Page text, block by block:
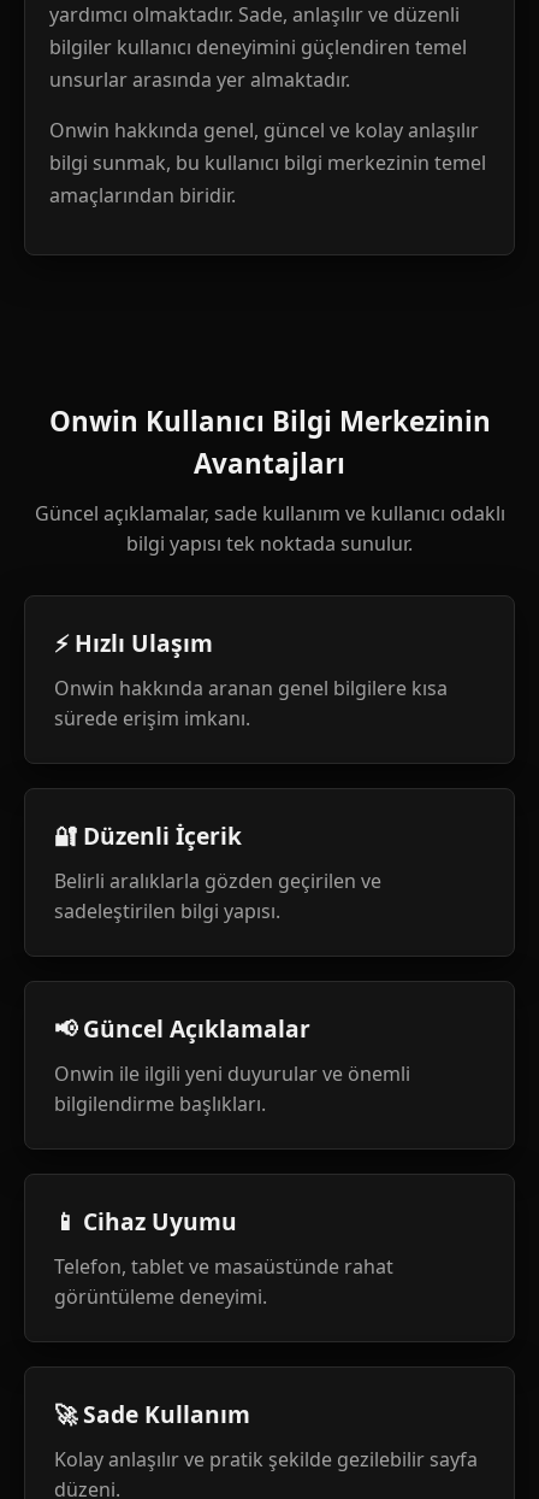
yardımcı olmaktadır. Sade, anlaşılır ve düzenli
bilgiler kullanıcı deneyimini güçlendiren temel
unsurlar arasında yer almaktadır.
Onwin hakkında genel, güncel ve kolay anlaşılır
bilgi sunmak, bu kullanıcı bilgi merkezinin temel
amaçlarından biridir.
Onwin Kullanıcı Bilgi Merkezinin
Avantajları
Güncel açıklamalar, sade kullanım ve kullanıcı odaklı
bilgi yapısı tek noktada sunulur.
⚡ Hızlı Ulaşım
Onwin hakkında aranan genel bilgilere kısa
sürede erişim imkanı.
🔐 Düzenli İçerik
Belirli aralıklarla gözden geçirilen ve
sadeleştirilen bilgi yapısı.
📢 Güncel Açıklamalar
Onwin ile ilgili yeni duyurular ve önemli
bilgilendirme başlıkları.
📱 Cihaz Uyumu
Telefon, tablet ve masaüstünde rahat
görüntüleme deneyimi.
🚀 Sade Kullanım
Kolay anlaşılır ve pratik şekilde gezilebilir sayfa
düzeni.